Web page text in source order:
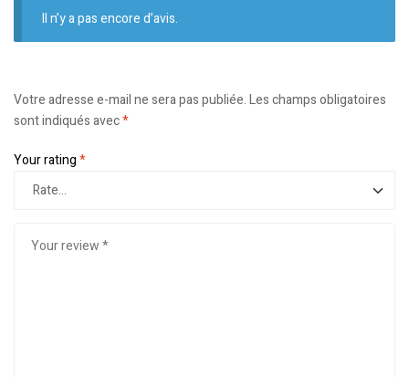
Il n’y a pas encore d’avis.
Votre adresse e-mail ne sera pas publiée.Les champs obligatoires
sont indiqués avec*
Your rating*